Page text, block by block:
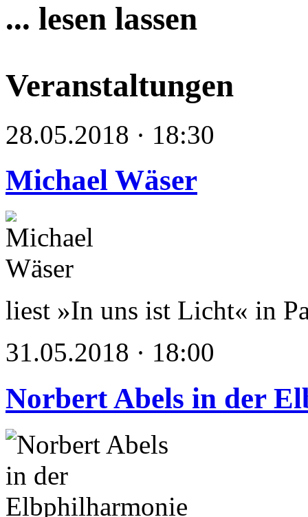
... lesen lassen
Veranstaltungen
28.05.2018 · 18:30
Michael Wäser
liest »In uns ist Licht« in
31.05.2018 · 18:00
Norbert Abels in der